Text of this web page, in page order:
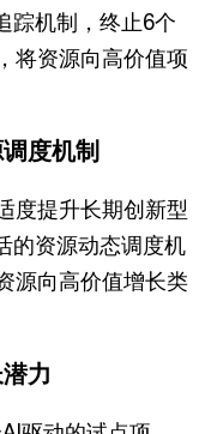
踪机制，终止6个
将资源向高价值项
度机制
度提升长期创新型
的资源动态调度机
源向高价值增长类
力